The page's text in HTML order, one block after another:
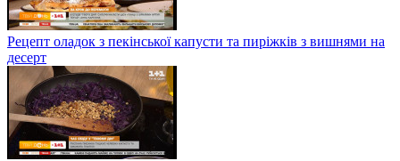
Рецепт оладок з пекінської капусти та пиріжків з вишнями на
десерт